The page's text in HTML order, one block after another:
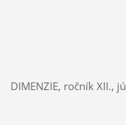
DIMENZIE, ročník XII.,